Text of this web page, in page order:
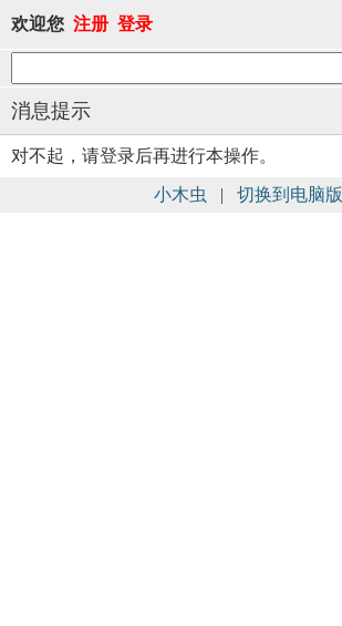
欢迎您 注册 登录
消息提示
对不起，请登录后再进行本操作。
小木虫 | 切换到电脑版